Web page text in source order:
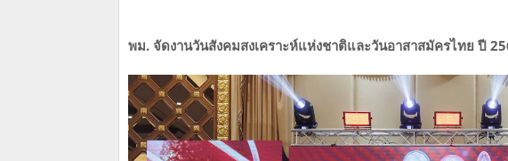
พม. จัดงานวันสังคมสงเคราะห์แห่งชาติและวันอาสาสมัครไทย ปี